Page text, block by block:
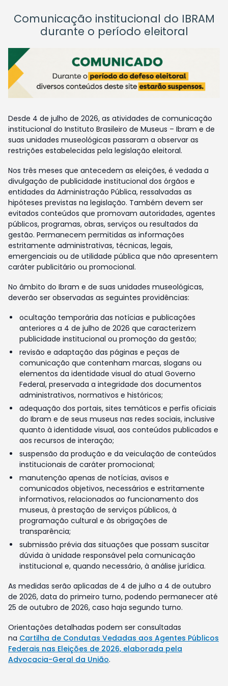
Comunicação institucional do IBRAM
durante o período eleitoral
Desde 4 de julho de 2026, as atividades de comunicação
institucional do Instituto Brasileiro de Museus – Ibram e de
suas unidades museológicas passaram a observar as
restrições estabelecidas pela legislação eleitoral.
Nos três meses que antecedem as eleições, é vedada a
divulgação de publicidade institucional dos órgãos e
entidades da Administração Pública, ressalvadas as
hipóteses previstas na legislação. Também devem ser
evitados conteúdos que promovam autoridades, agentes
públicos, programas, obras, serviços ou resultados da
gestão. Permanecem permitidas as informações
estritamente administrativas, técnicas, legais,
emergenciais ou de utilidade pública que não apresentem
caráter publicitário ou promocional.
No âmbito do Ibram e de suas unidades museológicas,
deverão ser observadas as seguintes providências:
ocultação temporária das notícias e publicações
anteriores a 4 de julho de 2026 que caracterizem
publicidade institucional ou promoção da gestão;
revisão e adaptação das páginas e peças de
comunicação que contenham marcas, slogans ou
elementos da identidade visual do atual Governo
Federal, preservada a integridade dos documentos
administrativos, normativos e históricos;
adequação dos portais, sites temáticos e perfis oficiais
do Ibram e de seus museus nas redes sociais, inclusive
quanto à identidade visual, aos conteúdos publicados e
aos recursos de interação;
suspensão da produção e da veiculação de conteúdos
institucionais de caráter promocional;
manutenção apenas de notícias, avisos e
comunicados objetivos, necessários e estritamente
informativos, relacionados ao funcionamento dos
museus, à prestação de serviços públicos, à
programação cultural e às obrigações de
transparência;
submissão prévia das situações que possam suscitar
dúvida à unidade responsável pela comunicação
institucional e, quando necessário, à análise jurídica.
As medidas serão aplicadas de 4 de julho a 4 de outubro
de 2026, data do primeiro turno, podendo permanecer até
25 de outubro de 2026, caso haja segundo turno.
Orientações detalhadas podem ser consultadas
na Cartilha de Condutas Vedadas aos Agentes Públicos
Federais nas Eleições de 2026, elaborada pela
Advocacia-Geral da União.